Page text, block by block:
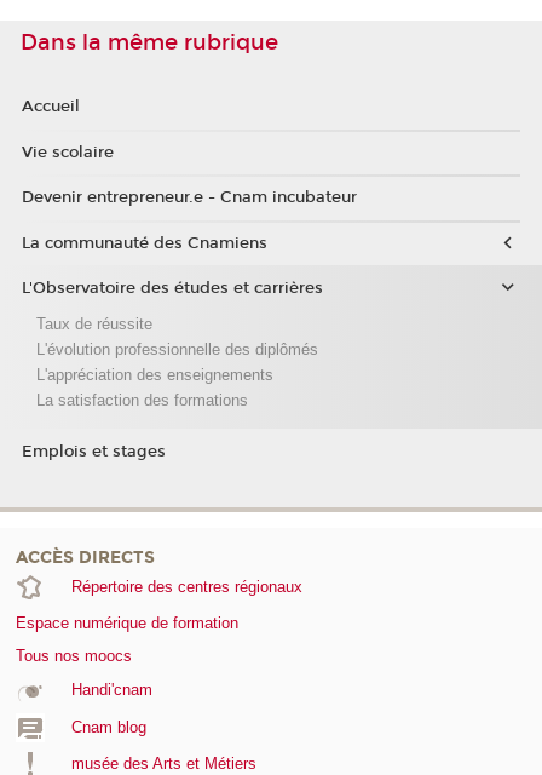
Dans la même rubrique
Accueil
Vie scolaire
Devenir entrepreneur.e - Cnam incubateur
La communauté des Cnamiens
L'Observatoire des études et carrières
Taux de réussite
L'évolution professionnelle des diplômés
L'appréciation des enseignements
La satisfaction des formations
Emplois et stages
ACCÈS DIRECTS
Répertoire des centres régionaux
Espace numérique de formation
Tous nos moocs
Handi'cnam
Cnam blog
musée des Arts et Métiers